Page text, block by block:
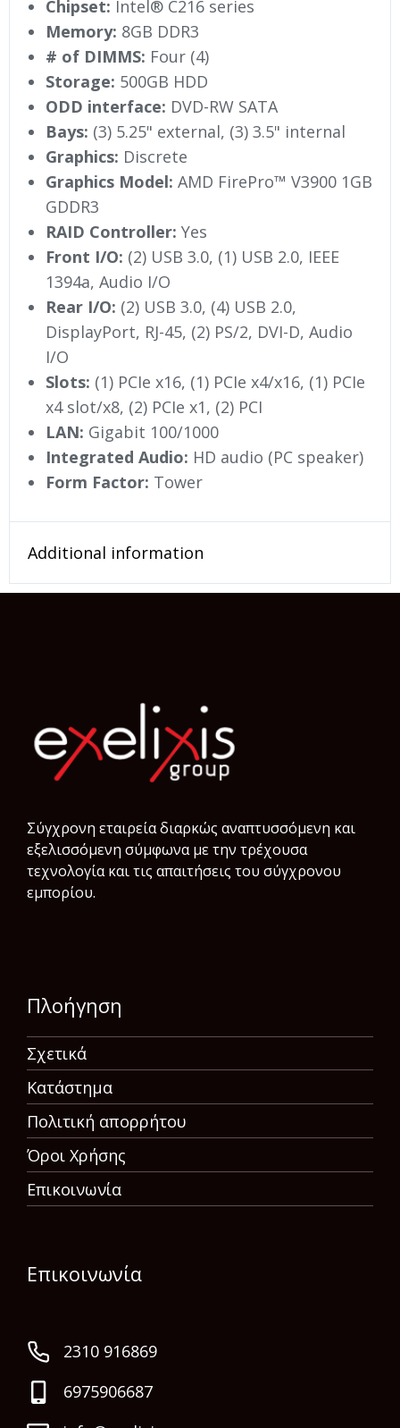
Chipset: Intel® C216 series
Memory: 8GB DDR3
# of DIMMS: Four (4)
Storage: 500GB HDD
ODD interface: DVD-RW SATA
Bays: (3) 5.25" external, (3) 3.5" internal
Graphics: Discrete
Graphics Model: AMD FirePro™ V3900 1GB
GDDR3
RAID Controller: Yes
Front I/O: (2) USB 3.0, (1) USB 2.0, IEEE
1394a, Audio I/O
Rear I/O: (2) USB 3.0, (4) USB 2.0,
DisplayPort, RJ-45, (2) PS/2, DVI-D, Audio
I/O
Slots: (1) PCIe x16, (1) PCIe x4/x16, (1) PCIe
x4 slot/x8, (2) PCIe x1, (2) PCI
LAN: Gigabit 100/1000
Integrated Audio: HD audio (PC speaker)
Form Factor: Tower
Additional information
Σύγχρονη εταιρεία διαρκώς αναπτυσσόμενη και
εξελισσόμενη σύμφωνα µε την τρέχουσα
τεχνολογία και τις απαιτήσεις του σύγχρονου
εμπορίου.
Πλοήγηση
Σχετικά
Κατάστημα
Πολιτική απορρήτου
Όροι Χρήσης
Επικοινωνία
Επικοινωνία
2310 916869
6975906687